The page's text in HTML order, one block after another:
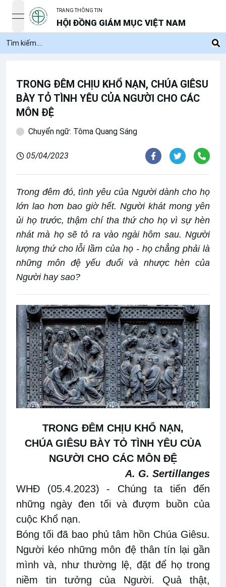
open navigation menu
TRANG THÔNG TIN
HỘI ĐỒNG GIÁM MỤC VIỆT NAM
TRONG ĐÊM CHỊU KHỔ NẠN, CHÚA GIÊSU
BÀY TỎ TÌNH YÊU CỦA NGƯỜI CHO CÁC
MÔN ĐỆ
Chuyển ngữ: Tôma Quang Sáng
05/04/2023
Trong đêm đó, tình yêu của Người dành cho họ
lớn lao hơn bao giờ hết. Người khát mong yên
ủi họ trước, thậm chí tha thứ cho họ vì sự hèn
nhát mà họ sẽ tỏ ra vào ngài hôm sau. Người
lượng thứ cho lỗi lầm của họ - họ chẳng phải là
những môn đệ yếu đuối và nhược hèn của
Người hay sao?
TRONG ĐÊM CHỊU KHỔ NẠN,
CHÚA GIÊSU BÀY TỎ TÌNH YÊU CỦA
NGƯỜI CHO CÁC MÔN ĐỆ
A. G. Sertillanges
WHĐ (05.4.2023) - Chúng ta tiến đến
những ngày đen tối và đượm buồn của
cuộc Khổ nạn.
Bóng tối đã bao phủ tâm hồn Chúa Giêsu.
Người kéo những môn đệ thân tín lại gần
mình và, như thường lệ, đặt để họ trong
niềm tin tưởng của Người. Quả thật,